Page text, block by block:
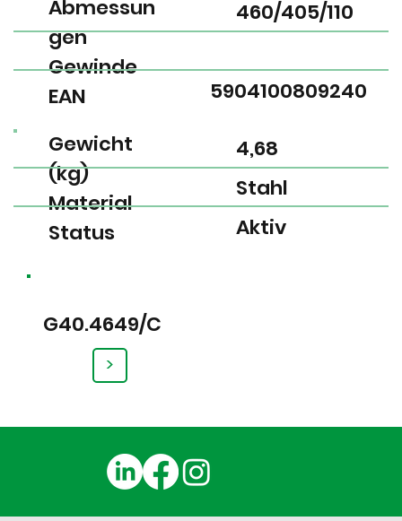
G40.4649/C
>
EAN
Gewinde
Abmessun
gen
5904100809240
460/405/110
Gewicht
(kg)
Material
Status
4,68
Stahl
Aktiv